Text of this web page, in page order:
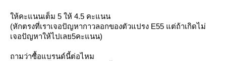
ห้คะแนนเต็ม 5 ให้ 4.5 คะแนน
(หักตรงที่เราเจอปัญหากาวลอกของตัวแปรง E55 แต่ถ้าเกิดไม่
เจอปัญหาให้ไปเลย5คะแนน)
ถามว่าซื้อแบรนด์นี้ต่อไหม